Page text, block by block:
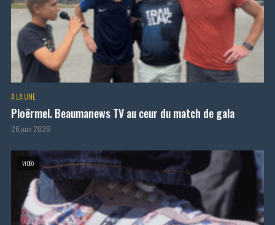
A LA UNE
Ploërmel. Beaumanews TV au ceur du match de gala
26 juin 2026
VIDÉO